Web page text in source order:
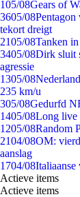
105/08Gears of
3605/08Pentagon
tekort dreigt
2105/08Tanken
3405/08Dirk sluit
agressie
1305/08
235 km/u
305/08Gedurfd
1405/08Long live
1205/08Random
2104/08OM:
aanslag
1704/08
Actieve items
Actieve items